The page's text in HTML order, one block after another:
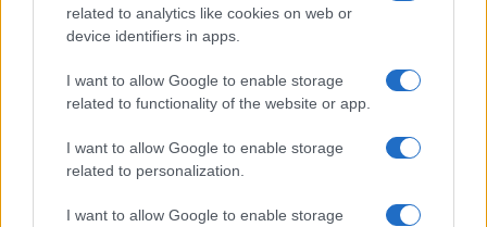
related to analytics like cookies on web or
device identifiers in apps.
I want to allow Google to enable storage
related to functionality of the website or app.
I want to allow Google to enable storage
related to personalization.
I want to allow Google to enable storage
2020. január 23.